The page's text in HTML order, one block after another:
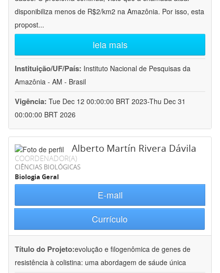
disponibiliza menos de R$2/km2 na Amazônia. Por isso, esta
propost...
leia mais
Instituição/UF/País: Instituto Nacional de Pesquisas da
Amazônia - AM - Brasil
Vigência: Tue Dec 12 00:00:00 BRT 2023-Thu Dec 31
00:00:00 BRT 2026
Alberto Martín Rivera Dávila
COORDENADOR(A)
CIÊNCIAS BIOLÓGICAS
Biologia Geral
E-mail
Currículo
Título do Projeto:evolução e filogenômica de genes de
resistência à colistina: uma abordagem de sáude única